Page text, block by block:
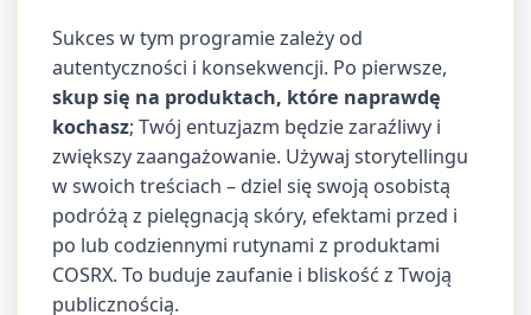
Sukces w tym programie zależy od
autentyczności i konsekwencji. Po pierwsze,
skup się na produktach, które naprawdę
kochasz; Twój entuzjazm będzie zaraźliwy i
zwiększy zaangażowanie. Używaj storytellingu
w swoich treściach – dziel się swoją osobistą
podróżą z pielęgnacją skóry, efektami przed i
po lub codziennymi rutynami z produktami
COSRX. To buduje zaufanie i bliskość z Twoją
publicznością.